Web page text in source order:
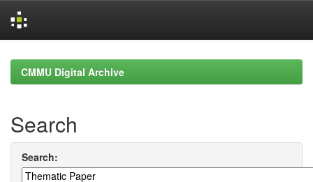
navigationCMMU Digital Archive
Search
Search: